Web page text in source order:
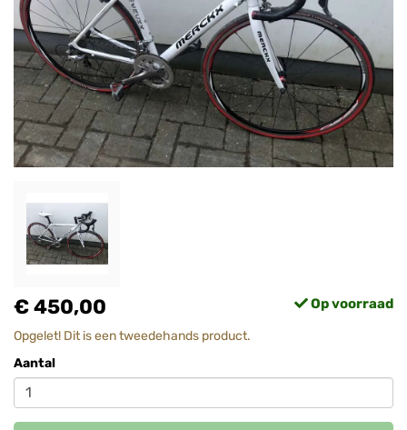
€ 450,00 Op voorraad
Opgelet! Dit is een tweedehands product.
Aantal